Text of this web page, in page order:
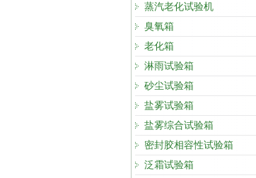
蒸汽老化试验机
臭氧箱
老化箱
淋雨试验箱
砂尘试验箱
盐雾试验箱
盐雾综合试验箱
密封胶相容性试验箱
泛霜试验箱